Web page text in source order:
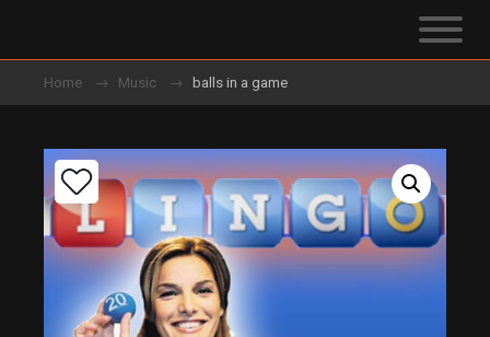
Home Music balls in a game